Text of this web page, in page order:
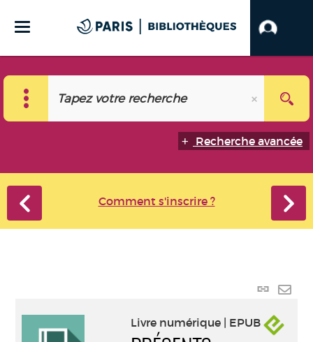
Recherche avancée
Comment s'inscrire ?
Lien
Livre numérique | EPUB